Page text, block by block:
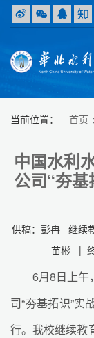
当前位置： 首页
中国水利
公司“夯
供稿：彭冉 继续
苗彬 |
6月8日上午
司“夯基拓识”
行。我校继续教